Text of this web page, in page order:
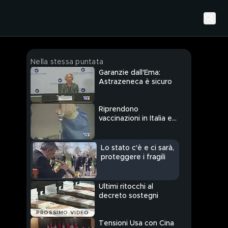
Nella stessa puntata
Garanzie dall'Ema:
Astrazeneca è sicuro
Riprendono
vaccinazioni in Italia e
Lo stato c'è e ci sarà,
proteggere i fragili
PROSSIMO VIDEO
Ultimi ritocchi al
decreto sostegni
Tensioni Usa con Cina